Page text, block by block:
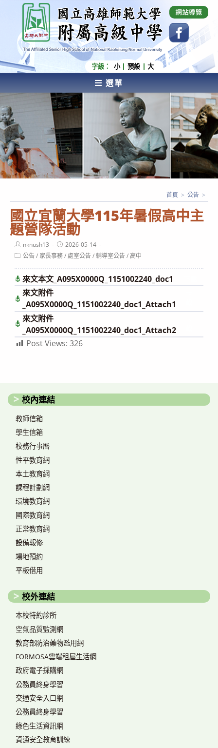
內
容
國立高雄師範大學附屬高級中學 Affiliated Senior
High School of National Kaohsiung Normal
University
字級： 小 預設 大
選單
AFFILIATED SENIOR HIGH SCHOOL OF NATIONAL
KAOHSIUNG NORMAL UNIVERSITY
國立宜蘭大學115年暑假高中主
題營隊活動
首頁 > 公告 >
Post
author:
nknush13
Post
published:
2026-05-14
Post公告/ 家長事務/處室公告/輔導室公告/高中
來文本文_A095X0000Q_1151002240_doc1
來文附件
_A095X0000Q_1151002240_doc1_Attach1
來文附件
_A095X0000Q_1151002240_doc1_Attach2
Post Views: 326
校內連結
教師信箱
學生信箱
校務行事曆
性平教育網
本土教育網
課程計劃網
環境教育網
國際教育網
正常教育網
設備報修
場地預約
平板借用
校外連結
本校特約診所
空氣品質監測網
教育部防治藥物濫用網
FORMOSA雲端租屋生活網
政府電子採購網
公務員終身學習
交通安全入口網
公務員終身學習
綠色生活資訊網
資通安全教育訓練